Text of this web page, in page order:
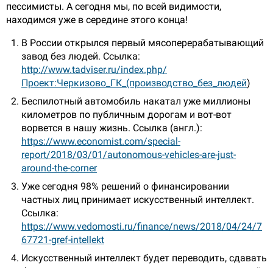
пессимисты. А сегодня мы, по всей видимости,
находимся уже в середине этого конца!
В России открылся первый мясоперерабатывающий
завод без людей. Ссылка:
http://www.tadviser.ru/index.php/
Проект:Черкизово_ГК_(производство_без_людей)
Беспилотный автомобиль накатал уже миллионы
километров по публичным дорогам и вот-вот
ворвется в нашу жизнь. Ссылка (англ.):
https://www.economist.com/special-
report/2018/03/01/autonomous-vehicles-are-just-
around-the-corner
Уже сегодня 98% решений о финансировании
частных лиц принимает искусственный интеллект.
Ссылка:
https://www.vedomosti.ru/finance/news/2018/04/24/7
67721-gref-intellekt
Искусственный интеллект будет переводить, сдавать